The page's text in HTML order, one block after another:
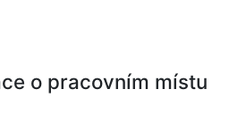
o pracovním místu